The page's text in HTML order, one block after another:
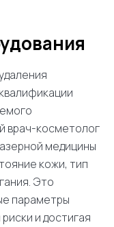
врач-косметолог
медицины
кожи, тип
Это
параметры
и достигая